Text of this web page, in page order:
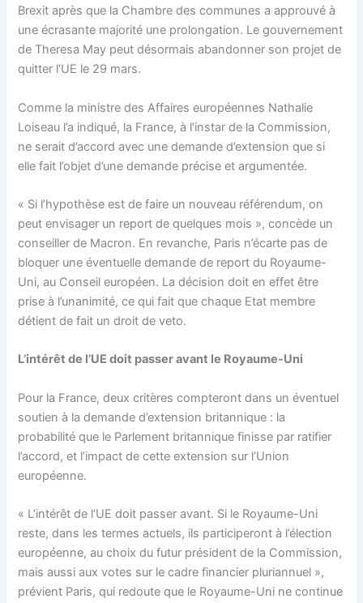
Brexit après que la Chambre des communes a approuvé à
une écrasante majorité une prolongation. Le gouvernement
de Theresa May peut désormais abandonner son projet de
quitter l’UE le 29 mars.
Comme la ministre des Affaires européennes Nathalie
Loiseau l’a indiqué, la France, à l’instar de la Commission,
ne serait d’accord avec une demande d’extension que si
elle fait l’objet d’une demande précise et argumentée.
« Si l’hypothèse est de faire un nouveau référendum, on
peut envisager un report de quelques mois », concède un
conseiller de Macron. En revanche, Paris n’écarte pas de
bloquer une éventuelle demande de report du Royaume-
Uni, au Conseil européen. La décision doit en effet être
prise à l’unanimité, ce qui fait que chaque Etat membre
détient de fait un droit de veto.
L’intérêt de l’UE doit passer avant le Royaume-Uni
Pour la France, deux critères compteront dans un éventuel
soutien à la demande d’extension britannique : la
probabilité que le Parlement britannique finisse par ratifier
l’accord, et l’impact de cette extension sur l’Union
européenne.
« L’intérêt de l’UE doit passer avant. Si le Royaume-Uni
reste, dans les termes actuels, ils participeront à l’élection
européenne, au choix du futur président de la Commission,
mais aussi aux votes sur le cadre financier pluriannuel »,
prévient Paris, qui redoute que le Royaume-Uni ne continue